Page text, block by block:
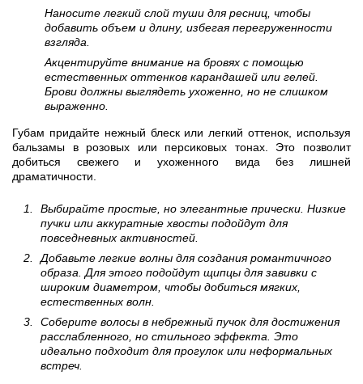
Наносите легкий слой туши для ресниц, чтобы
добавить объем и длину, избегая перегруженности
взгляда.
Акцентируйте внимание на бровях с помощью
естественных оттенков карандашей или гелей.
Брови должны выглядеть ухоженно, но не слишком
выраженно.
Губам придайте нежный блеск или легкий оттенок, используя
бальзамы в розовых или персиковых тонах. Это позволит
добиться свежего и ухоженного вида без лишней
драматичности.
Выбирайте простые, но элегантные прически. Низкие
пучки или аккуратные хвосты подойдут для
повседневных активностей.
Добавьте легкие волны для создания романтичного
образа. Для этого подойдут щипцы для завивки с
широким диаметром, чтобы добиться мягких,
естественных волн.
Соберите волосы в небрежный пучок для достижения
расслабленного, но стильного эффекта. Это
идеально подходит для прогулок или неформальных
встреч.